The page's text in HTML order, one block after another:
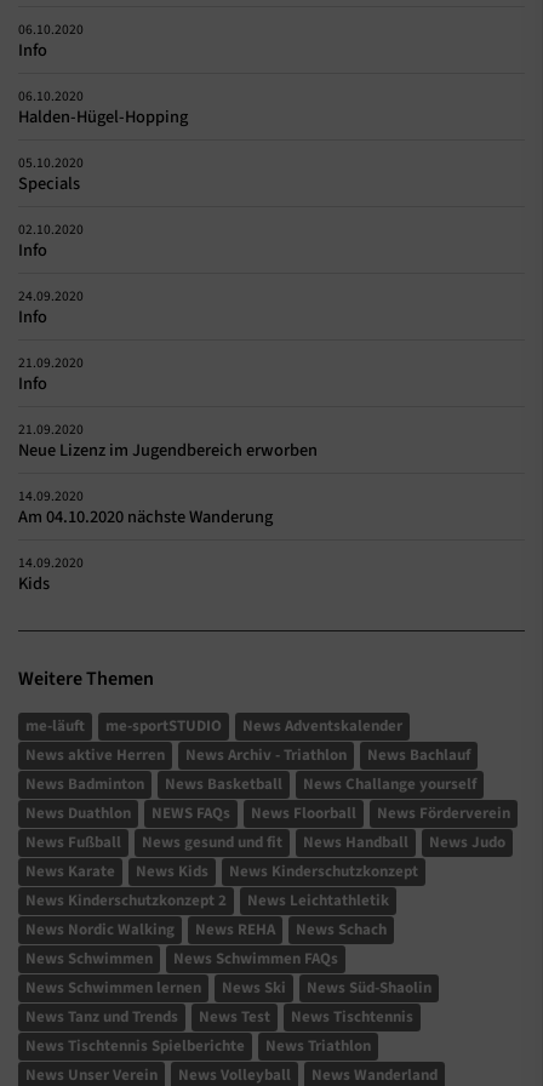
06.10.2020
Info
06.10.2020
Halden-Hügel-Hopping
05.10.2020
Specials
02.10.2020
Info
24.09.2020
Info
21.09.2020
Info
21.09.2020
Neue Lizenz im Jugendbereich erworben
14.09.2020
Am 04.10.2020 nächste Wanderung
14.09.2020
Kids
Weitere Themen
me-läuft me-sportSTUDIO
News Adventskalender
News aktive Herren
News Archiv - Triathlon
News Bachlauf
News Badminton
News Basketball
News Challange yourself
News Duathlon
NEWS FAQs News Floorball
News Förderverein
News Fußball
News gesund und fit News Handball
News Judo
News Karate
News Kids
News Kinderschutzkonzept
News Kinderschutzkonzept 2
News Leichtathletik
News Nordic Walking
News REHA
News Schach
News Schwimmen
News Schwimmen FAQs
News Schwimmen lernen
News Ski
News Süd-Shaolin
News Tanz und Trends
News Test
News Tischtennis
News Tischtennis Spielberichte
News Triathlon
News Unser Verein
News Volleyball News Wanderland